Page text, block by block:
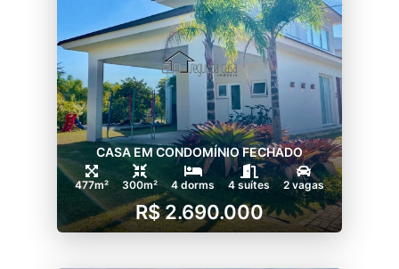
CASA EM CONDOMÍNIO FECHADO
477m² 300m² 4 dorms 4 suítes 2 vagas
R$ 2.690.000